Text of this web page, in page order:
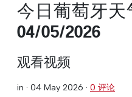
今日葡萄牙天
04/05/2026
观看视频
in · 04 May 2026 · 0 评论